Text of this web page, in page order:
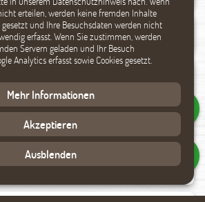
erteilen, werden keine fremden Inhalte
gesetzt und Ihre Besuchsdaten werden nicht
erfasst. Wenn Sie zustimmen, werden
Servern geladen und Ihr Besuch
Analytics erfasst sowie Cookies gesetzt.
Mehr Informationen
Akzeptieren
Ausblenden